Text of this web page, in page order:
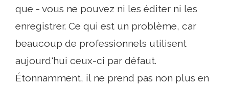
que - vous ne pouvez ni les éditer ni les
enregistrer. Ce qui est un problème, car
beaucoup de professionnels utilisent
aujourd'hui ceux-ci par défaut.
Étonnamment, il ne prend pas non plus en